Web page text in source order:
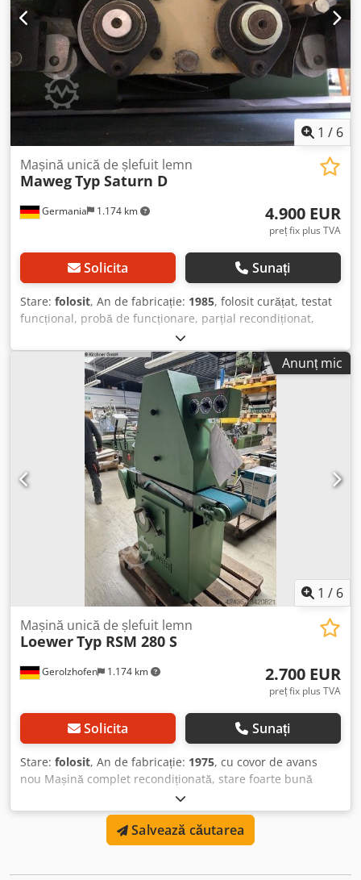
1 / 6
Germania 1.174 km
Mașină unică de șlefuit lemn
MawegTyp Saturn D
4.900 EUR
preț fix plus TVA
Solicita Sunați
Stare: folosit, An de fabricație: 1985, folosit curățat, testat
funcțional, probă de funcționare, parțial recondiționat,
lagăre noi Marcă Maweg Tip Saturn D An de fabricație
1985 Nr. utilaj 85-12-018 Număr agregate cu bandă: 2
bucăți Număr agregate de finisare: 2 bucăți Motoare: 4 kW
Lățime de șlefuire aprox. 150 mm Înălțime de șlefuire
aprox. 150 mm Oscilație bandă Suflare bandă Viteză avans:
4 - 16 m/min. Lungime bandă aprox. 1800 mm Lățime
bandă aprox. 200 mm Afișaj înălțime digital - mecanic Siko
Reglaj electric Papuc de șlefuit fix 2 benzi Înălțime masă
constantă Deplasabil lateral Racord exhaustare D 4 x 80
mm Dimensiuni necesare aprox. LxIxH mm Crsdpfxjvwfalj
Am Aef 2000 x 1200 x 2000 Locație depozit: 97447
Gerolzhofen Predarea în starea actuală, conform vizionării
- încărcare gratuită -
Anunț mic
1 / 6
Gerolzhofen 1.174 km
Mașină unică de șlefuit lemn
LoewerTyp RSM 280 S
2.700 EUR
preț fix plus TVA
Solicita Sunați
Stare: folosit, An de fabricație: 1975, cu covor de avans
nou Mașină complet recondiționată, stare foarte bună
Mașină curățată, recondiționată complet, reglată, testată în
funcționare Masa curățată, aliniată, reglată Rolă de
antrenare înlocuită Role de deviație curățate Role de
presiune reglate Pantof de șlefuire confecționat Geam nou
Salvează căutarea